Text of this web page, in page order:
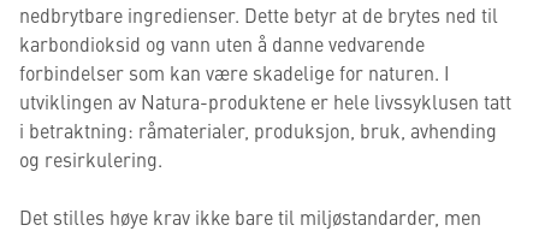
nedbrytbare ingredienser. Dette betyr at de brytes ned til
karbondioksid og vann uten å danne vedvarende
forbindelser som kan være skadelige for naturen. I
utviklingen av Natura-produktene er hele livssyklusen tatt
i betraktning: råmaterialer, produksjon, bruk, avhending
og resirkulering.
Det stilles høye krav ikke bare til miljøstandarder, men